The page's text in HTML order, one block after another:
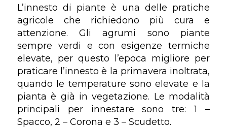
L’innesto di piante è una delle pratiche
agricole che richiedono più cura e
attenzione. Gli agrumi sono piante
sempre verdi e con esigenze termiche
elevate, per questo l’epoca migliore per
praticare l’innesto è la primavera inoltrata,
quando le temperature sono elevate e la
pianta è già in vegetazione. Le modalità
principali per innestare sono tre: 1 –
Spacco, 2 – Corona e 3 – Scudetto.